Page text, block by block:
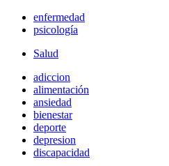
enfermedad
psicología
Salud
adiccion
alimentación
ansiedad
bienestar
deporte
depresion
discapacidad